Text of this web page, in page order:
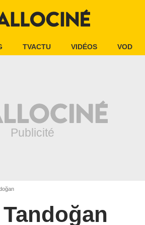
TVACTU VIDÉOS VOD
Tandoğan